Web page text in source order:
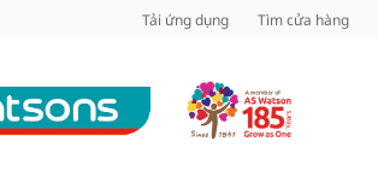
Tải ứng dụng Tìm cửa hàng